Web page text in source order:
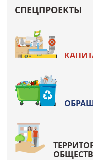
СПЕЦПРОЕКТЫ